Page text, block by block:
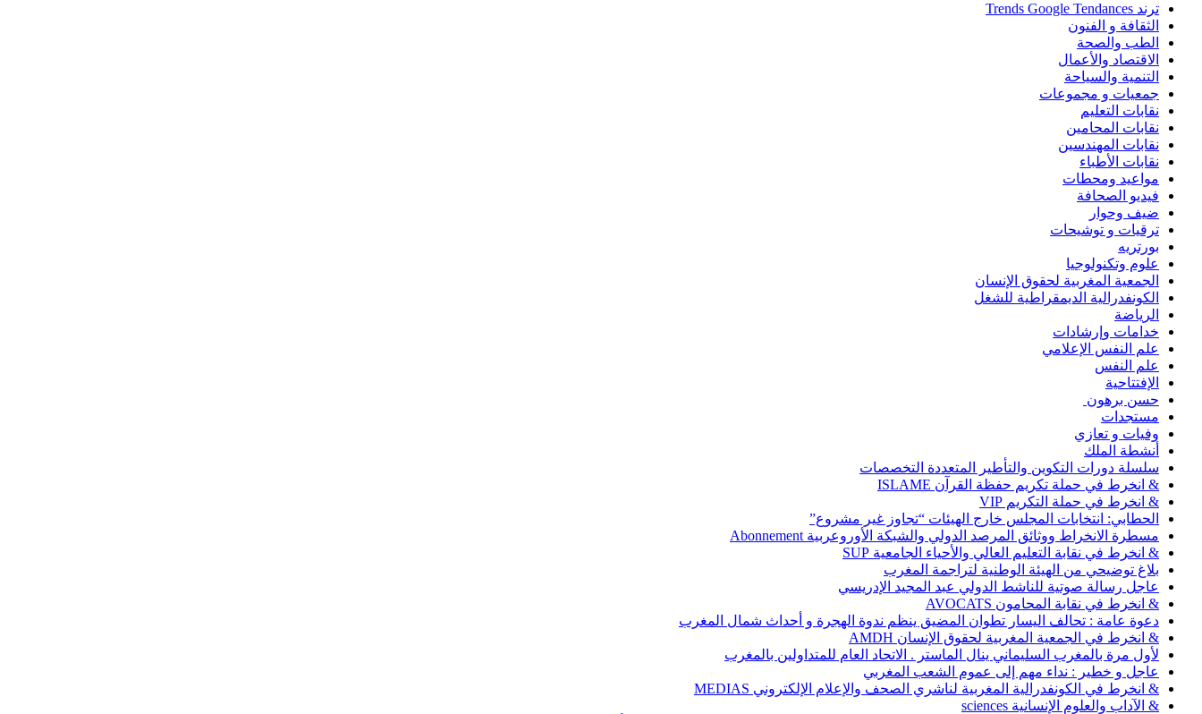
ترند Trends Google Tendances
الثقافة و الفنون
الطب والصحة
الاقتصاد والأعمال
التنمية والسياحة
جمعيات و مجموعات
نقابات التعليم
نقابات المحامين
نقابات المهندسين
نقابات الأطباء
مواعيد ومحطات
فيديو الصحافة
ضيف وحوار
ترقيات و توشيحات
بورتريه
علوم وتكنولوجيا
الجمعية المغربية لحقوق الإنسان
الكونفدرالية الديمقراطية للشغل
الرياضة
خدامات وإرشادات
علم النفس الإعلامي
علم النفس
الإفتتاحية
حسن برهون
مستجدات
وفيات و تعازي
أنشطة الملك
سلسلة دورات التكوين والتأطير المتعددة التخصصات
& انخرط في حملة تكريم حفظة القرآن ISLAME
& انخرط في حملة التكريم VIP
الحطابي: انتخابات المجلس خارج الهيئات “تجاوز غير مشروع”
مسطرة الانخراط ووثائق المرصد الدولي والشبكة الأوروعربية Abonnement
& انخرط في نقابة التعليم العالي والأحياء الجامعية SUP
بلاغ توضيحي من الهيئة الوطنية لتراجمة المغرب
عاجل رسالة صوتية للناشط الدولي عبد المجيد الإدريسي
& انخرط في نقابة المحامون AVOCATS
دعوة عامة : تحالف اليسار تطوان المضيق ينظم ندوة الهجرة و أحداث شمال المغرب
& انخرط في الجمعية المغربية لحقوق الإنسان AMDH
لأول مرة بالمغرب السليماني ينال الماستر . الاتحاد العام للمتداولين بالمغرب
عاجل و خطير : نداء مهم إلى عموم الشعب المغربي
& انخرط في الكونفدرالية المغربية لناشري الصحف والإعلام الإلكتروني MEDIAS
& الآداب والعلوم الإنسانية sciences